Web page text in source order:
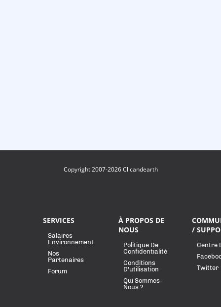
Copyright 2007-2026 Clicandearth
SERVICES
Salaires
Environnement
Nos
Partenaires
Forum
À PROPOS DE
NOUS
Politique De
Confidentialité
Conditions
D'utilisation
Qui Sommes-
Nous ?
/
Centre
Twitter